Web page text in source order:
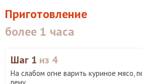
Приготовление
более 1 часа
Шаг 1 из 4
На слабом огне варить куриное мясо,